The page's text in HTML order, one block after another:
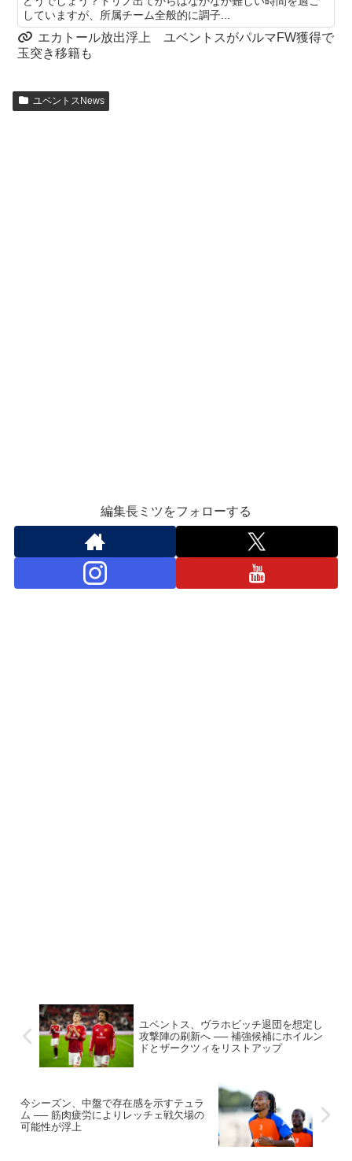
していますが、所属チーム全般的に調子...
エカトール放出浮上 ユベントスがパルマFW獲得で
玉突き移籍も
ユベントスNews
編集長ミツをフォローする
ユベントス、ヴラホビッチ退団を想定し
攻撃陣の刷新へ ── 補強候補にホイルン
ドとザークツィをリストアップ
今シーズン、中盤で存在感を示すテュラ
ム ── 筋肉疲労によりレッチェ戦欠場の
可能性が浮上